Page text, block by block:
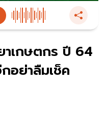
าเกษตกร ปี 64
อย่าลืมเช็ค